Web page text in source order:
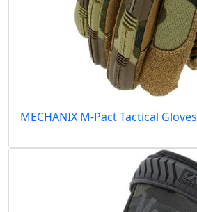
MECHANIX M-Pact Tactical Gloves